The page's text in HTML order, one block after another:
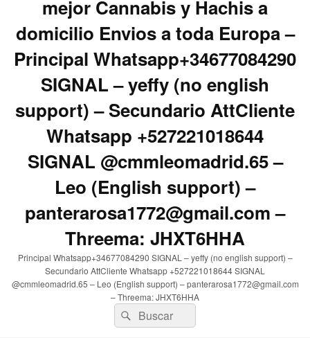
mejor Cannabis y Hachis a
domicilio Envios a toda Europa –
Principal Whatsapp+34677084290
SIGNAL – yeffy (no english
support) – Secundario AttCliente
Whatsapp +527221018644
SIGNAL @cmmleomadrid.65 –
Leo (English support) –
panterarosa1772@gmail.com –
Threema: JHXT6HHA
Principal Whatsapp+34677084290 SIGNAL – yeffy (no english support) –
Secundario AttCliente Whatsapp +527221018644 SIGNAL
@cmmleomadrid.65 – Leo (English support) – panterarosa1772@gmail.com
– Threema: JHXT6HHA
Buscar
por:
Buscar